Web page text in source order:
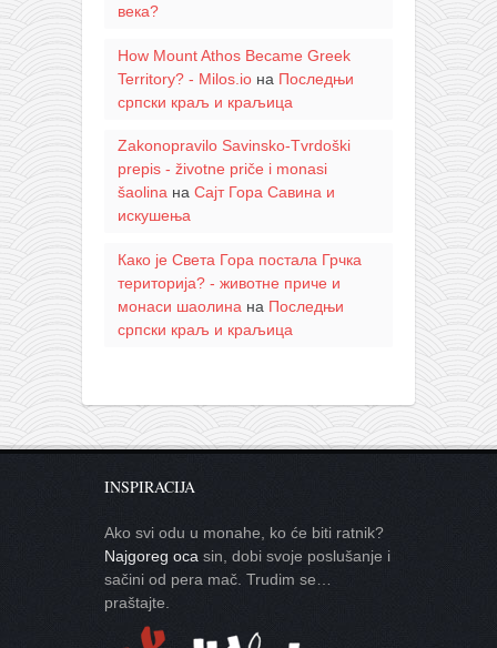
века?
How Mount Athos Became Greek
Territory? - Milos.ioна Последњи
српски краљ и краљица
Zakonopravilo Savinsko-Tvrdoški
prepis - životne priče i monasi
šaolinaна Сајт Гора Савина и
искушења
Како је Света Гора постала Грчка
територија? - животне приче и
монаси шаолина на Последњи
српски краљ и краљица
INSPIRACIJA
Ako svi odu u monahe, ko će biti ratnik?
Najgoreg oca sin, dobi svoje poslušanje i
sačini od pera mač. Trudim se…
praštajte.